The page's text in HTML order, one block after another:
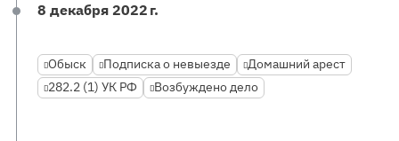
8 декабря 2022 г.
Обыск Подписка о невыезде
Домашний арест
282.2 (1) УК РФ
Возбуждено дело